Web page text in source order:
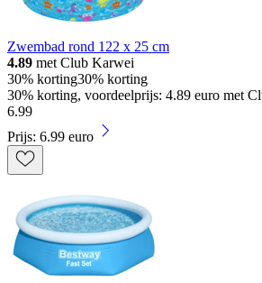
Zwembad rond 122 x 25 cm
4.89 met Club Karwei
30% korting30% korting
30% korting, voordeelprijs: 4.89 euro met
6.99
Prijs: 6.99 euro